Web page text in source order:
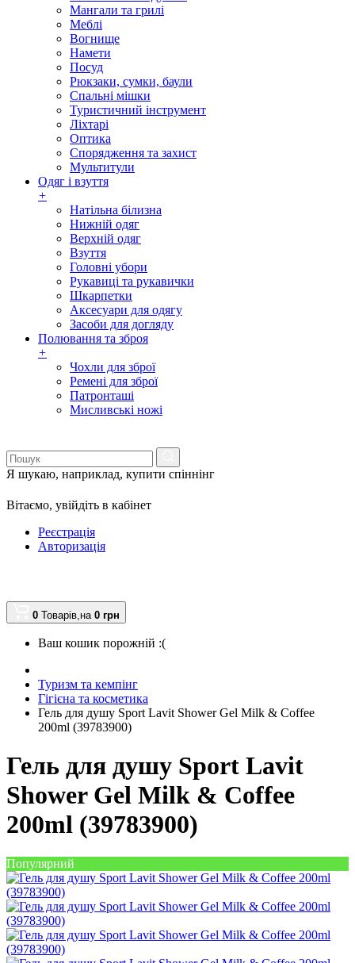
Мангали та грилі
Меблі
Вогнище
Намети
Посуд
Рюкзаки, сумки, баули
Спальні мішки
Туристичний інструмент
Ліхтарі
Оптика
Спорядження та захист
Мультитули
Одяг і взуття
+
Натільна білизна
Нижній одяг
Верхній одяг
Взуття
Головні убори
Рукавиці та рукавички
Шкарпетки
Аксесуари для одягу
Засоби для догляду
Полювання та зброя
+
Чохли для зброї
Ремені для зброї
Патронташі
Мисливські ножі
Я шукаю, наприклад, купити спіннінг
Вітаємо, увійдіть в кабінет
Реєстрація
Авторизація
0 Товарів,на 0 грн
Ваш кошик порожній :(
Туризм та кемпінг
Гігієна та косметика
Гель для душу Sport Lavit Shower Gel Milk & Coffee
200ml (39783900)
Гель для душу Sport Lavit
Shower Gel Milk & Coffee
200ml (39783900)
Популярний